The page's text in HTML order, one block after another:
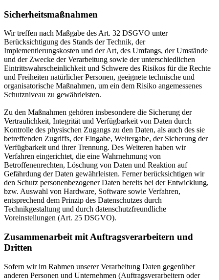
Sicherheitsmaßnahmen
Wir treffen nach Maßgabe des Art. 32 DSGVO unter
Berücksichtigung des Stands der Technik, der
Implementierungskosten und der Art, des Umfangs, der Umstände
und der Zwecke der Verarbeitung sowie der unterschiedlichen
Eintrittswahrscheinlichkeit und Schwere des Risikos für die Rechte
und Freiheiten natürlicher Personen, geeignete technische und
organisatorische Maßnahmen, um ein dem Risiko angemessenes
Schutzniveau zu gewährleisten.
Zu den Maßnahmen gehören insbesondere die Sicherung der
Vertraulichkeit, Integrität und Verfügbarkeit von Daten durch
Kontrolle des physischen Zugangs zu den Daten, als auch des sie
betreffenden Zugriffs, der Eingabe, Weitergabe, der Sicherung der
Verfügbarkeit und ihrer Trennung. Des Weiteren haben wir
Verfahren eingerichtet, die eine Wahrnehmung von
Betroffenenrechten, Löschung von Daten und Reaktion auf
Gefährdung der Daten gewährleisten. Ferner berücksichtigen wir
den Schutz personenbezogener Daten bereits bei der Entwicklung,
bzw. Auswahl von Hardware, Software sowie Verfahren,
entsprechend dem Prinzip des Datenschutzes durch
Technikgestaltung und durch datenschutzfreundliche
Voreinstellungen (Art. 25 DSGVO).
Zusammenarbeit mit Auftragsverarbeitern und
Dritten
Sofern wir im Rahmen unserer Verarbeitung Daten gegenüber
anderen Personen und Unternehmen (Auftragsverarbeitern oder